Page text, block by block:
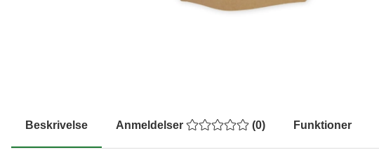
Beskrivelse Anmeldelser (0) Funktioner